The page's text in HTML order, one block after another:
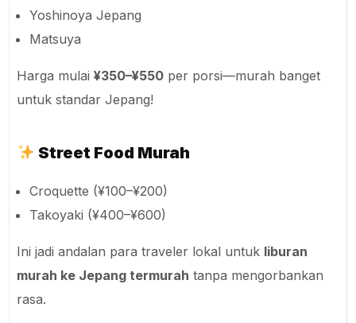
Yoshinoya Jepang
Matsuya
Harga mulai¥350–¥550 per porsi—murah banget
untuk standar Jepang!
Street Food Murah
Croquette (¥100–¥200)
Takoyaki (¥400–¥600)
Ini jadi andalan para traveler lokal untuk liburan
murah ke Jepang termurah tanpa mengorbankan
rasa.